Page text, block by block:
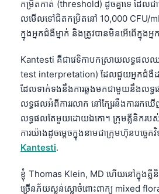
កម្រិតកាត់ (threshold) ដូចគ្នាទេ ដែល
លមើលទៅជិតកម្រិតនៅ 10,000 CFU/mL
ក្នុងអ្នកជំងឺម្នាក់ និងត្រូវបានមិនអើពើក្នុងអ្
Kantesti គឺជាវេទិកាបកស្រាយលទ្ធផល
test interpretation) ដែលជួយអ្នកជំងឺ
ដែលទាក់ទងនឹងការឆ្លងមកជាមួយនឹងលទ្
លទ្ធផលអំពីការរលាក នៅក្បែរនឹងការរក
លទ្ធផលតែមួយដោយឯកោ។ ក្រុមគ្លីនិករប
ការយ៉ាងដូចម្តេចក្នុងនាមជាក្រុមហ៊ុនបច្ចេកវិ
Kantesti.
ខ្ញុំ Thomas Klein, MD ហើយនៅក្នុងគ្លី
ច្រើនភ័យស្លន់ស្លោចំពោះពាក្យ mixed